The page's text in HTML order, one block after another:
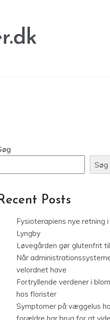
Søg
Posts
Fysioterapiens nye retning
Lyngby
Løvegården gør glutenfrit
Når
velordnet have
Fortryllende verdener i
hos florister
Symptomer på væggelus